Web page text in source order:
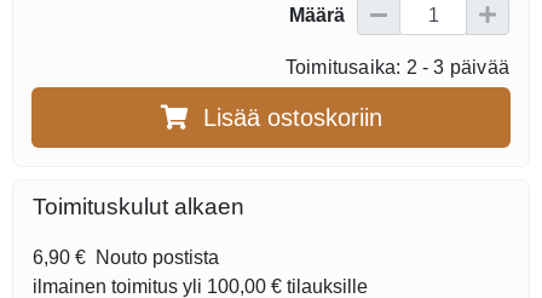
Määrä
Toimitusaika: 2 - 3 päivää
Lisää ostoskoriin
Toimituskulut alkaen
6,90 € Nouto postista
ilmainen toimitus yli 100,00 € tilauksille